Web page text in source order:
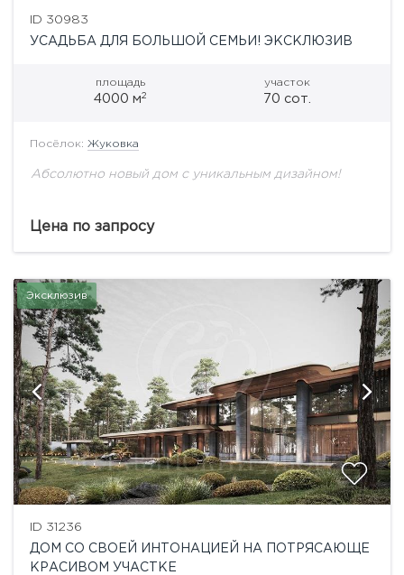
ID 30983
УСАДЬБА ДЛЯ БОЛЬШОЙ СЕМЬИ! ЭКСКЛЮЗИВ
площадь
4000 м2
участок
70 сот.
Посёлок: Жуковка
Абсолютно новый дом с уникальным дизайном!
Цена по запросу
Эксклюзив
ID 31236
ДОМ СО СВОЕЙ ИНТОНАЦИЕЙ НА ПОТРЯСАЮЩЕ
КРАСИВОМ УЧАСТКЕ